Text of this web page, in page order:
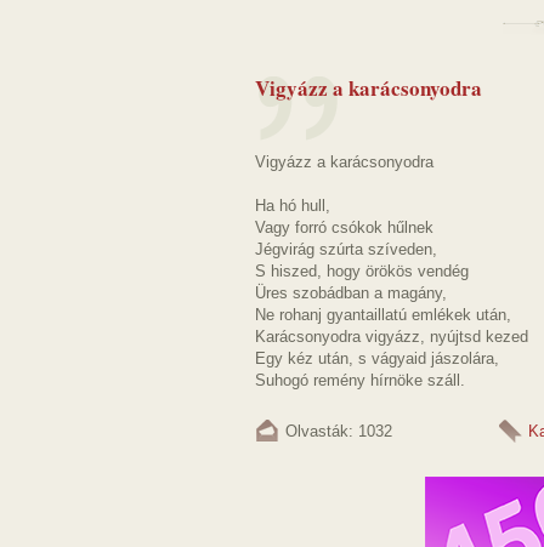
Vigyázz a karácsonyodra
Vigyázz a karácsonyodra
Ha hó hull,
Vagy forró csókok hűlnek
Jégvirág szúrta szíveden,
S hiszed, hogy örökös vendég
Üres szobádban a magány,
Ne rohanj gyantaillatú emlékek után,
Karácsonyodra vigyázz, nyújtsd kezed
Egy kéz után, s vágyaid jászolára,
Suhogó remény hírnöke száll.
Olvasták: 1032